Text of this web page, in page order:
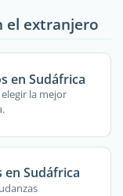
el extranjero
en Sudáfrica
la mejor
en Sudáfrica